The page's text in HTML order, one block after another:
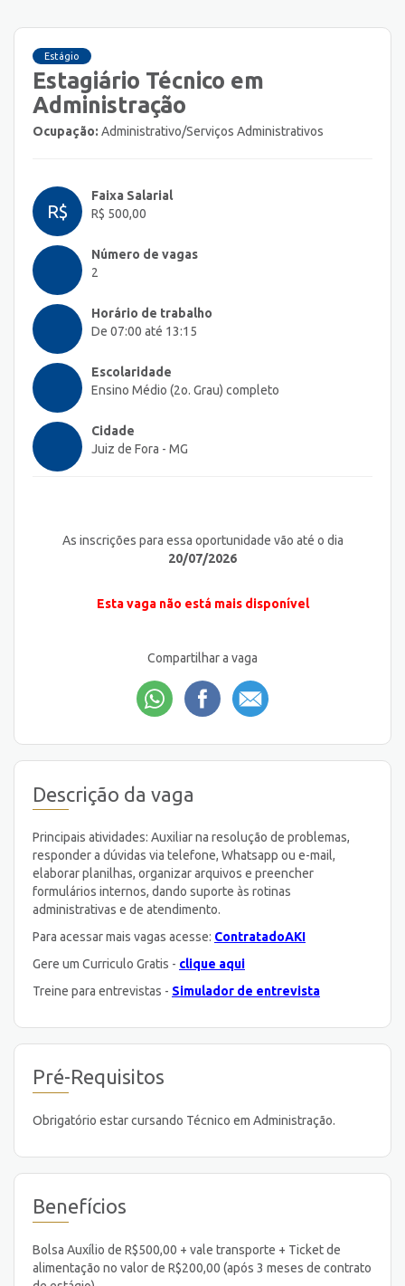
Estágio
Estagiário Técnico em
Administração
Ocupação: Administrativo/Serviços Administrativos
R$
Faixa Salarial
R$ 500,00
Número de vagas
2
Horário de trabalho
De 07:00 até 13:15
Escolaridade
Ensino Médio (2o. Grau) completo
Cidade
Juiz de Fora - MG
As inscrições para essa oportunidade vão até o dia
20/07/2026
Esta vaga não está mais disponível
Compartilhar a vaga
Descrição da vaga
Principais atividades: Auxiliar na resolução de problemas,
responder a dúvidas via telefone, Whatsapp ou e-mail,
elaborar planilhas, organizar arquivos e preencher
formulários internos, dando suporte às rotinas
administrativas e de atendimento.
Para acessar mais vagas acesse: ContratadoAKI
Gere um Curriculo Gratis - clique aqui
Treine para entrevistas - Simulador de entrevista
Pré-Requisitos
Obrigatório estar cursando Técnico em Administração.
Benefícios
Bolsa Auxílio de R$500,00 + vale transporte + Ticket de
alimentação no valor de R$200,00 (após 3 meses de contrato